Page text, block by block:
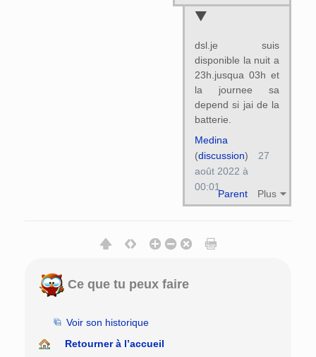
dsl.je suis
disponible la nuit a
23h.jusqua 03h et
la journee sa
depend si jai de la
batterie.
Parent Plus
Medina
(discussion)
27
août 2022 à
00:01
Ce que tu peux faire
Voir son historique
Retourner à l’accueil